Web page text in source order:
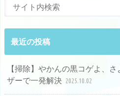
最近の投稿
【掃除】やかんの黒コゲよ、
ザーで一発解決 2025.10.02